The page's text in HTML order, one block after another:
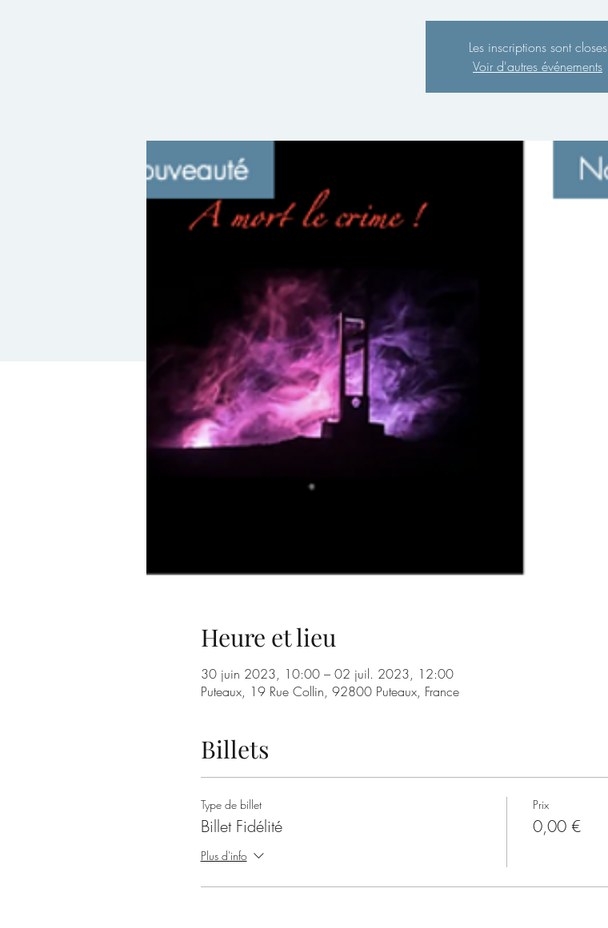
Les inscriptions sont closes
Voir d'autres événements
Heure et lieu
30 juin 2023, 10:00 – 02 juil. 2023, 12:00
Puteaux, 19 Rue Collin, 92800 Puteaux, France
Billets
Type de billet
Billet Fidélité
Plus d'info
Prix
0,00 €